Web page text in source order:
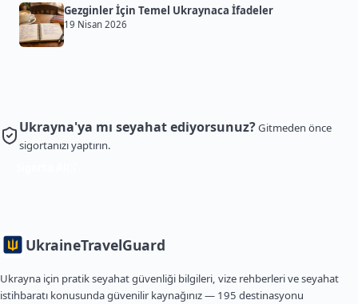
Gezginler İçin Temel Ukraynaca İfadeler
19 Nisan 2026
Ukrayna'ya mı seyahat ediyorsunuz?Gitmeden önce
sigortanızı yaptırın.
UkraineTravelGuard
Ukrayna için pratik seyahat güvenliği bilgileri, vize rehberleri ve seyahat
istihbaratı konusunda güvenilir kaynağınız — 195 destinasyonu